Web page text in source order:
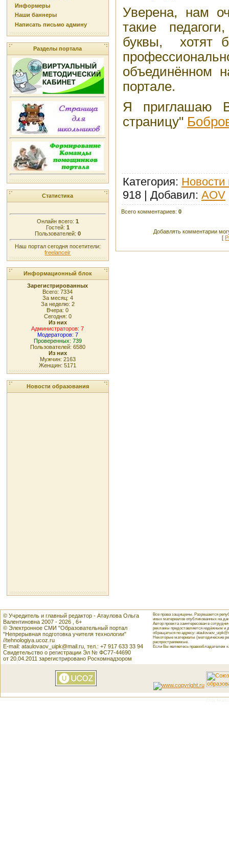
Информеры
Наши баннеры
Написать письмо админу
Разделы портала
Статистика
Онлайн всего: 1
Гостей: 1
Пользователей: 0
Наш портал сегодня посетители:
freelanceir
Информационный блок
Зарегистрированных
Всего: 7334
За месяц: 4
За неделю: 2
Вчера: 0
Сегодня: 0
Из них
Администраторов: 7
Модераторов: 7
Проверенных: 739
Пользователей: 6580
Из них
Мужчин: 2163
Женщин: 5171
Новости образования
Уверена, нам
такие
буквы, хотят
объединённом
портале.
Я приглашаю
страницу"
Категория: Новости
918 | Добавил: AOV
Всего комментариев: 0
Добавлять комментарии
[
© Учредитель и главный редактор - Атаулова Ольга
Валентиновна 2007 - 2026 , 6+
© Электронное СМИ "Образовательный портал
"Непрерывная подготовка учителя технологии"
//tehnologiya.ucoz.ru
E-mail: ataulovaov_uipk@mail.ru, тел.: +7 917 633 33 94
Свидетельство о регистрации Эл № ФС77-44690
от 20.04.2011 зарегистрировано Роскомнадзором
Все права защищены. Разрешается
иных материалов опубликованных на
Автор проекта заинтересован в
рекламы предоставляется надёжным и
обращаться по адресу:
Некоторые материалы (методические
распространяемые.
Если Вы являетесь правообладателем